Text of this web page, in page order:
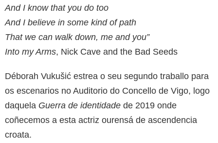
And I know that you do too
And I believe in some kind of path
That we can walk down, me and you”
Into my Arms, Nick Cave and the Bad Seeds
Déborah Vukušić estrea o seu segundo traballo para
os escenarios no Auditorio do Concello de Vigo, logo
daquela Guerra de identidade de 2019 onde
coñecemos a esta actriz ourensá de ascendencia
croata.